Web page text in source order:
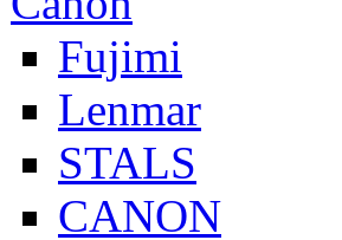
Fujimi
Lenmar
STALS
CANON